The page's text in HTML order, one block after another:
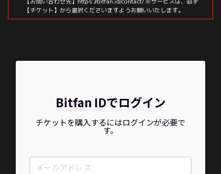
【チケット】から選択くださいますようお願いいたします。
Bitfan IDでログイン
チケットを購入するにはログインが必要で
す。